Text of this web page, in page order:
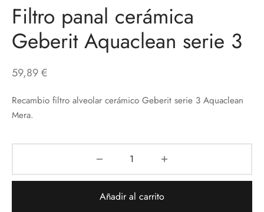
Filtro panal cerámica
Geberit Aquaclean serie 3
59,89€
Recambio filtro alveolar cerámico Geberit serie 3 Aquaclean
Mera.
Añadir al carrito